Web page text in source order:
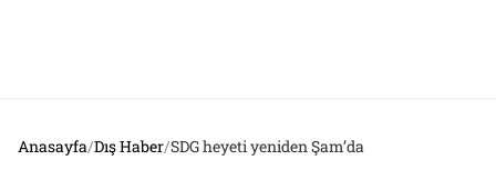
Anasayfa/Dış Haber/SDG heyeti yeniden Şam’da